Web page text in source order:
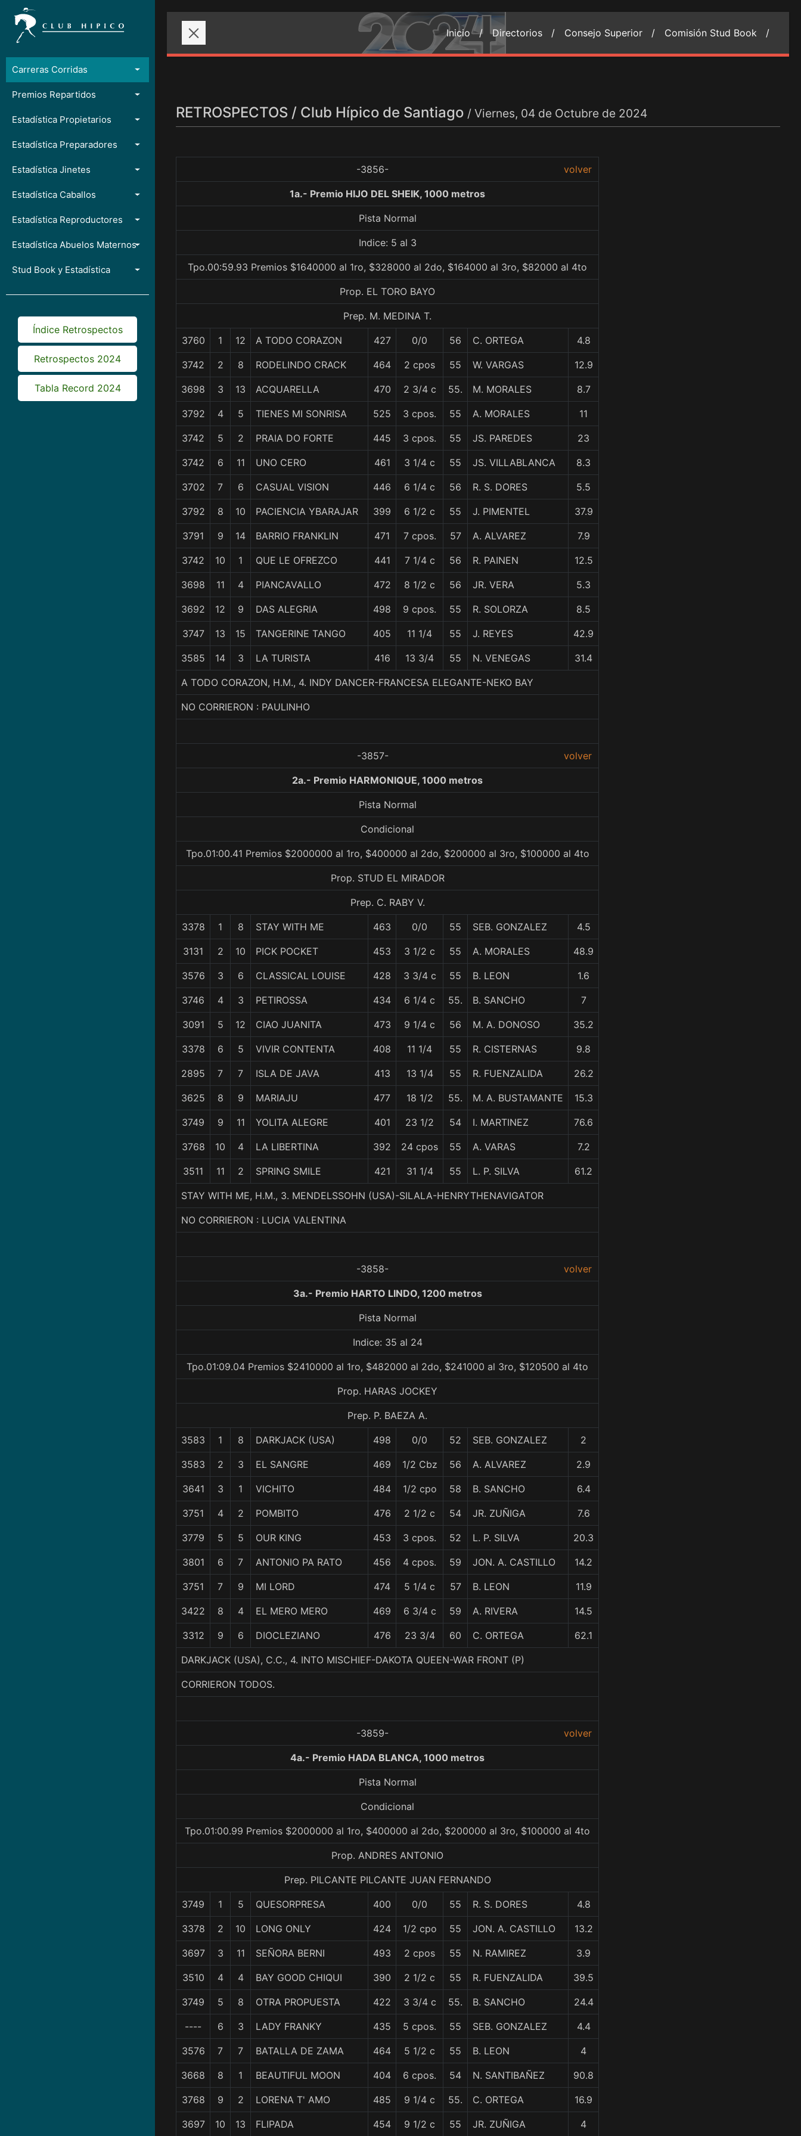
Carreras Corridas
Premios Repartidos
Estadística Propietarios
Estadística Preparadores
Estadística Jinetes
Estadística Caballos
Estadística Reproductores
Estadística Abuelos Maternos
Stud Book y Estadística
Índice Retrospectos
Retrospectos 2024
Tabla Record 2024
Inicio / Directorios / Consejo Superior / Comisión Stud Book /
RETROSPECTOS / Club Hípico de Santiago / Viernes, 04 de Octubre de 2024
-3856- volver
1a.- Premio HIJO DEL SHEIK, 1000 metros
Pista Normal
Indice: 5 al 3
Tpo.00:59.93 Premios $1640000 al 1ro, $328000 al 2do, $164000 al 3ro, $82000 al 4to
Prop. EL TORO BAYO
Prep. M. MEDINA T.
3760 1 12 A TODO CORAZON 427 0/0 56 C. ORTEGA 4.8
3742 2 8 RODELINDO CRACK 464 2 cpos 55 W. VARGAS 12.9
3698 3 13 ACQUARELLA 470 2 3/4 c 55. M. MORALES 8.7
3792 4 5 TIENES MI SONRISA 525 3 cpos. 55 A. MORALES 11
3742 5 2 PRAIA DO FORTE 445 3 cpos. 55 JS. PAREDES 23
3742 6 11 UNO CERO 461 3 1/4 c 55 JS. VILLABLANCA 8.3
3702 7 6 CASUAL VISION 446 6 1/4 c 56 R. S. DORES 5.5
3792 8 10 PACIENCIA YBARAJAR 399 6 1/2 c 55 J. PIMENTEL 37.9
3791 9 14 BARRIO FRANKLIN 471 7 cpos. 57 A. ALVAREZ 7.9
3742 10 1 QUE LE OFREZCO 441 7 1/4 c 56 R. PAINEN 12.5
3698 11 4 PIANCAVALLO 472 8 1/2 c 56 JR. VERA 5.3
3692 12 9 DAS ALEGRIA 498 9 cpos. 55 R. SOLORZA 8.5
3747 13 15 TANGERINE TANGO 405 11 1/4 55 J. REYES 42.9
3585 14 3 LA TURISTA 416 13 3/4 55 N. VENEGAS 31.4
A TODO CORAZON, H.M., 4. INDY DANCER-FRANCESA ELEGANTE-NEKO BAY
NO CORRIERON : PAULINHO
-3857- volver
2a.- Premio HARMONIQUE, 1000 metros
Pista Normal
Condicional
Tpo.01:00.41 Premios $2000000 al 1ro, $400000 al 2do, $200000 al 3ro, $100000 al 4to
Prop. STUD EL MIRADOR
Prep. C. RABY V.
3378 1 8 STAY WITH ME 463 0/0 55 SEB. GONZALEZ 4.5
3131 2 10 PICK POCKET 453 3 1/2 c 55 A. MORALES 48.9
3576 3 6 CLASSICAL LOUISE 428 3 3/4 c 55 B. LEON 1.6
3746 4 3 PETIROSSA 434 6 1/4 c 55. B. SANCHO 7
3091 5 12 CIAO JUANITA 473 9 1/4 c 56 M. A. DONOSO 35.2
3378 6 5 VIVIR CONTENTA 408 11 1/4 55 R. CISTERNAS 9.8
2895 7 7 ISLA DE JAVA 413 13 1/4 55 R. FUENZALIDA 26.2
3625 8 9 MARIAJU 477 18 1/2 55. M. A. BUSTAMANTE 15.3
3749 9 11 YOLITA ALEGRE 401 23 1/2 54 I. MARTINEZ 76.6
3768 10 4 LA LIBERTINA 392 24 cpos 55 A. VARAS 7.2
3511 11 2 SPRING SMILE 421 31 1/4 55 L. P. SILVA 61.2
STAY WITH ME, H.M., 3. MENDELSSOHN (USA)-SILALA-HENRYTHENAVIGATOR
NO CORRIERON : LUCIA VALENTINA
-3858- volver
3a.- Premio HARTO LINDO, 1200 metros
Pista Normal
Indice: 35 al 24
Tpo.01:09.04 Premios $2410000 al 1ro, $482000 al 2do, $241000 al 3ro, $120500 al 4to
Prop. HARAS JOCKEY
Prep. P. BAEZA A.
3583 1 8 DARKJACK (USA) 498 0/0 52 SEB. GONZALEZ 2
3583 2 3 EL SANGRE 469 1/2 Cbz 56 A. ALVAREZ 2.9
3641 3 1 VICHITO 484 1/2 cpo 58 B. SANCHO 6.4
3751 4 2 POMBITO 476 2 1/2 c 54 JR. ZUÑIGA 7.6
3779 5 5 OUR KING 453 3 cpos. 52 L. P. SILVA 20.3
3801 6 7 ANTONIO PA RATO 456 4 cpos. 59 JON. A. CASTILLO 14.2
3751 7 9 MI LORD 474 5 1/4 c 57 B. LEON 11.9
3422 8 4 EL MERO MERO 469 6 3/4 c 59 A. RIVERA 14.5
3312 9 6 DIOCLEZIANO 476 23 3/4 60 C. ORTEGA 62.1
DARKJACK (USA), C.C., 4. INTO MISCHIEF-DAKOTA QUEEN-WAR FRONT (P)
CORRIERON TODOS.
-3859- volver
4a.- Premio HADA BLANCA, 1000 metros
Pista Normal
Condicional
Tpo.01:00.99 Premios $2000000 al 1ro, $400000 al 2do, $200000 al 3ro, $100000 al 4to
Prop. ANDRES ANTONIO
Prep. PILCANTE PILCANTE JUAN FERNANDO
3749 1 5 QUESORPRESA 400 0/0 55 R. S. DORES 4.8
3378 2 10 LONG ONLY 424 1/2 cpo 55 JON. A. CASTILLO 13.2
3697 3 11 SEÑORA BERNI 493 2 cpos 55 N. RAMIREZ 3.9
3510 4 4 BAY GOOD CHIQUI 390 2 1/2 c 55 R. FUENZALIDA 39.5
3749 5 8 OTRA PROPUESTA 422 3 3/4 c 55. B. SANCHO 24.4
---- 6 3 LADY FRANKY 435 5 cpos. 55 SEB. GONZALEZ 4.4
3576 7 7 BATALLA DE ZAMA 464 5 1/2 c 55 B. LEON 4
3668 8 1 BEAUTIFUL MOON 404 6 cpos. 54 N. SANTIBAÑEZ 90.8
3768 9 2 LORENA T' AMO 485 9 1/4 c 55. C. ORTEGA 16.9
3697 10 13 FLIPADA 454 9 1/2 c 55 JR. ZUÑIGA 4